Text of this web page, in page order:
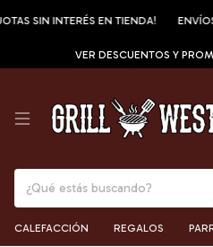
SIN INTERÉS EN TIENDA! ENVÍOS
VER DESCUENTOS Y
CALEFACCIÓN REGALOS